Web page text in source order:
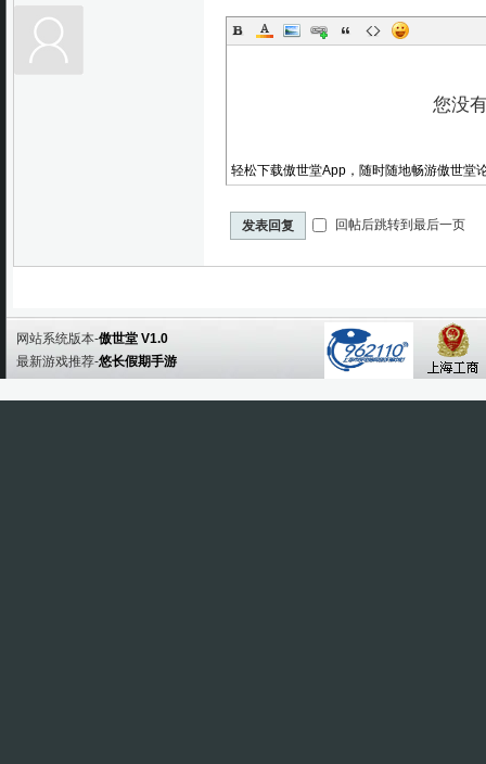
轻松下载傲世堂App，随时随地畅游傲世堂
发表回复 回帖后跳转到最后一页
网站系统版本-傲世堂 V1.0
最新游戏推荐-悠长假期手游